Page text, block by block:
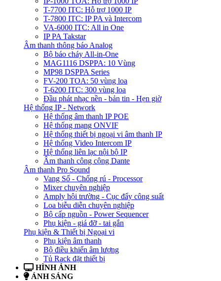
T-7700 ITC: Hỗ trợ 1000 IP
T-7800 ITC: IP PA và Intercom
VA-6000 ITC: All in One
IP PA Takstar
Âm thanh thông báo Analog
Bộ báo cháy All-in-One
MAG1116 DSPPA: 10 Vùng
MP98 DSPPA Series
FV-200 TOA: 50 vùng loa
T-6200 ITC: 300 vùng loa
Đầu phát nhạc nền - bản tin - Hẹn giờ
Hệ thống IP - Network
Hệ thống âm thanh IP POE
Hệ thống mạng ONVIF
Hệ thống thiết bị ngoại vi âm thanh IP
Hệ thống Video Intercom IP
Hệ thống liên lạc nội bộ IP
Âm thanh công cộng Dante
Âm thanh Pro Sound
Vang Số - Chống rú - Processor
Mixer chuyên nghiệp
Amply hội trường - Cục đẩy công suất
Loa biễu diễn chuyên nghiệp
Bộ cấp nguồn - Power Sequencer
Phụ kiện - giá đỡ - tai gắn
Phụ kiện & Thiết bị Ngoại vi
Phụ kiện âm thanh
Bộ điều khiển âm lượng
Tủ Rack đặt thiết bị
HÌNH ẢNH
ÁNH SÁNG